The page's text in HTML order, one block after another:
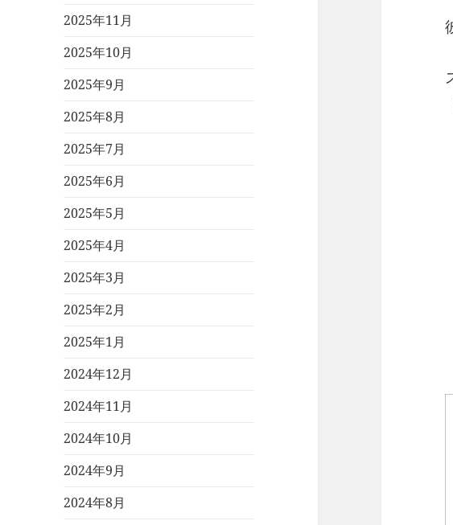
2025年11月
2025年10月
2025年9月
2025年8月
2025年7月
2025年6月
2025年5月
2025年4月
2025年3月
2025年2月
2025年1月
2024年12月
2024年11月
2024年10月
2024年9月
2024年8月